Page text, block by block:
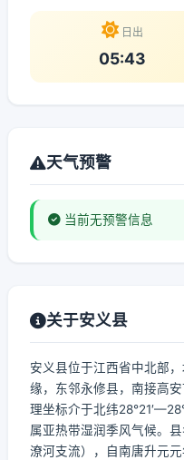
日出
05:43
天气预警
当前无预警信息
关于安义县
安义县位于江西省中北部
缘，东邻永修县，南接高
理坐标介于北纬
属亚热带湿润季风气候。
潦河支流），自南唐升元